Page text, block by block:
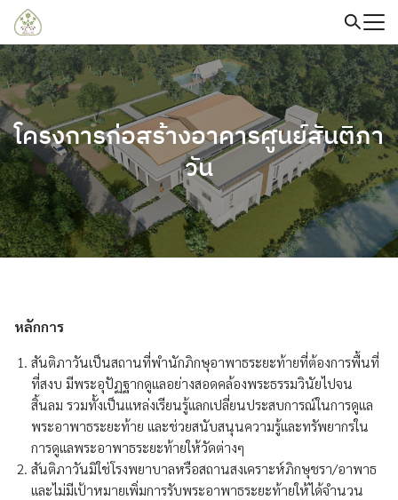
Skip
content
Search
for:
โครงการก่อสร้างอาคารศูนย์สันติภา
วัน
หลักการ
สันติภาวันเป็นสถานที่พำนักภิกษุอาพาธระยะท้ายที่ต้องการพื้นที่
ที่สงบ มีพระอุปัฏฐากดูแลอย่างสอดคล้องพระธรรมวินัยไปจน
สิ้นลม รวมทั้งเป็นแหล่งเรียนรู้แลกเปลี่ยนประสบการณ์ในการดูแล
พระอาพาธระยะท้าย และช่วยสนับสนุนความรู้และทรัพยากรใน
การดูแลพระอาพาธระยะท้ายให้วัดต่างๆ
สันติภาวันมิใช่โรงพยาบาลหรือสถานสงเคราะห์ภิกษุชรา/อาพาธ
และไม่มีเป้าหมายเพิ่มการรับพระอาพาธระยะท้ายให้ได้จำนวน